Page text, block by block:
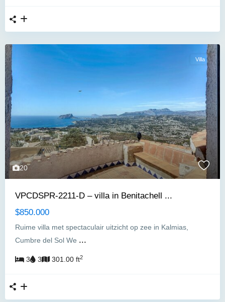
20
Villa
VPCDSPR-2211-D – villa in Benitachell ...
$850.000
Ruime villa met spectaculair uitzicht op zee in Kalmias,
Cumbre del Sol We ...
3 3 301.00 ft2